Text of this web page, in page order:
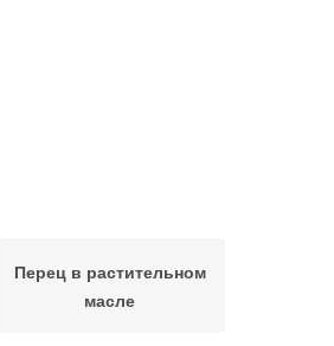
Перец в растительном
масле